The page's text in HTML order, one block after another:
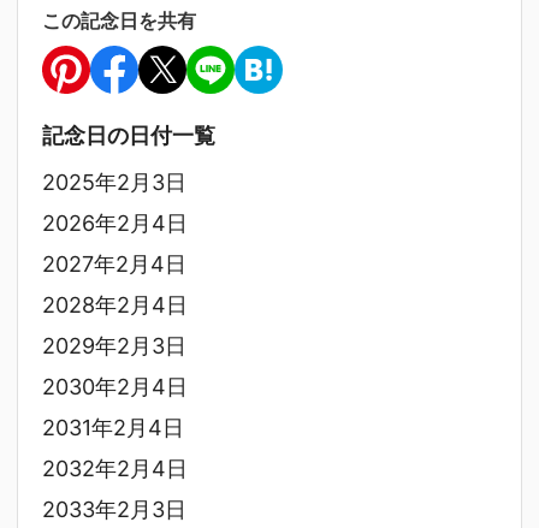
この記念日を共有
記念日の日付一覧
2025年2月3日
2026年2月4日
2027年2月4日
2028年2月4日
2029年2月3日
2030年2月4日
2031年2月4日
2032年2月4日
2033年2月3日